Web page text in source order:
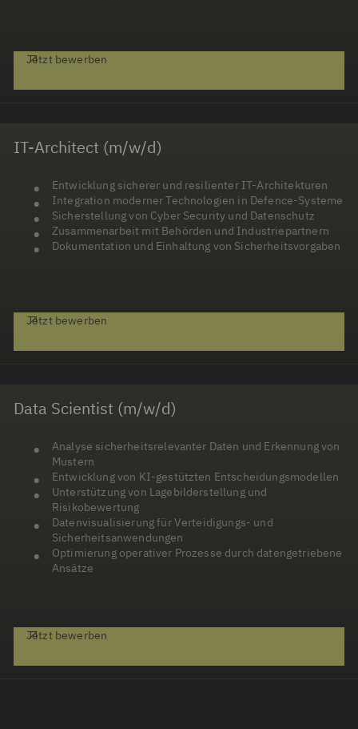
Jetzt bewerben
IT-Architect (m/w/d)
Entwicklung sicherer und resilienter IT-Architekturen
Integration moderner Technologien in Defence-Systeme
Sicherstellung von Cyber Security und Datenschutz
Zusammenarbeit mit Behörden und Industriepartnern
Dokumentation und Einhaltung von Sicherheitsvorgaben
Jetzt bewerben
Data Scientist (m/w/d)
Analyse sicherheitsrelevanter Daten und Erkennung von
Mustern
Entwicklung von KI-gestützten Entscheidungsmodellen
Unterstützung von Lagebilderstellung und
Risikobewertung
Datenvisualisierung für Verteidigungs- und
Sicherheitsanwendungen
Optimierung operativer Prozesse durch datengetriebene
Ansätze
Jetzt bewerben